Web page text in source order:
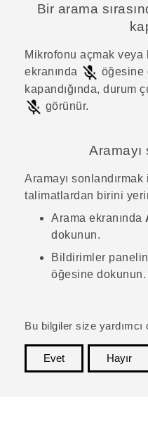
Bir arama
Mikrofonu açmak
ekranında
öğesine
kapandığında, durum
görünür.
Aramayı
Aramayı sonlandırmak
talimatlardan birini
Arama ekranında
dokunun.
Bildirimler
öğesine dokunun.
Bu bilgiler size yardımcı
Evet
Hayır